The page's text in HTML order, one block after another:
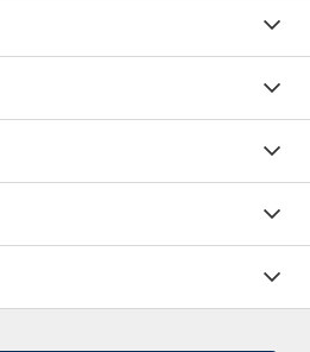
Schulweg 4, Mehrzweckgebäude
Gyoeri-Szammer